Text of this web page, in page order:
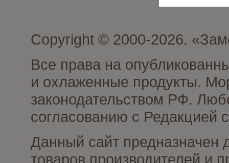
Copyright © 2000-2026.
Все права на
и охлаженные продукты.
законодательством РФ.
согласованию с Редакцией
Данный сайт предназначен
товаров производителей и